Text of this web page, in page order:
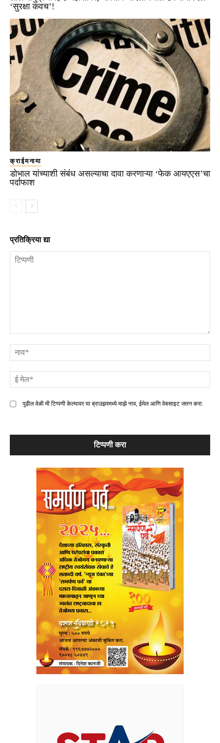
‘सुरक्षा कवच’!
क्राईमनामा
डोभाल यांच्याशी संबंध असल्याचा दावा करणाऱ्या ‘फेक आयएएस’चा
पर्दाफाश
प्रतिक्रिया द्या
पुढील वेळी मी टिप्पणी केल्यावर या ब्राउझरमध्ये माझे नाव, ईमेल आणि वेबसाइट जतन करा.